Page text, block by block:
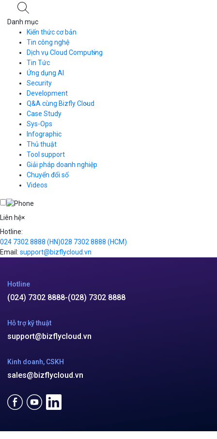
Danh mục
Kiến thức cơ bản
Tin công nghệ
Dịch vụ Cloud Computing
Cloud Server
CDN
Load Balancer
Auto Scaling
Container Registry
Kubernetes
Cloud Database
Call Center
Business Email
Simple Storage
VOD
VPN
Traffic Manager
Cloud VPS
Videos
Tin Tức
Ứng dụng AI
Security
Development
Q&A cùng Bizfly Cloud
Q&A về Bizfly Cloud Server
Thao tác kết nối tới server
Videos
Q&A về Bizfly Business Email
Videos
Case Study
Sys-Ops
Infographic
Thủ thuật
Tool support
Giải pháp doanh nghiệp
Chuyển đổi số
Videos
Liên hệ×
Hotline:
024 7302 8888 (HN)028 7302 8888 (HCM)
Email: support@bizflycloud.vn
Hotline
(024) 7302 8888-(028) 7302 8888
Hỗ trợ kỹ thuật
support@bizflycloud.vn
Kinh doanh, CSKH
sales@bizflycloud.vn